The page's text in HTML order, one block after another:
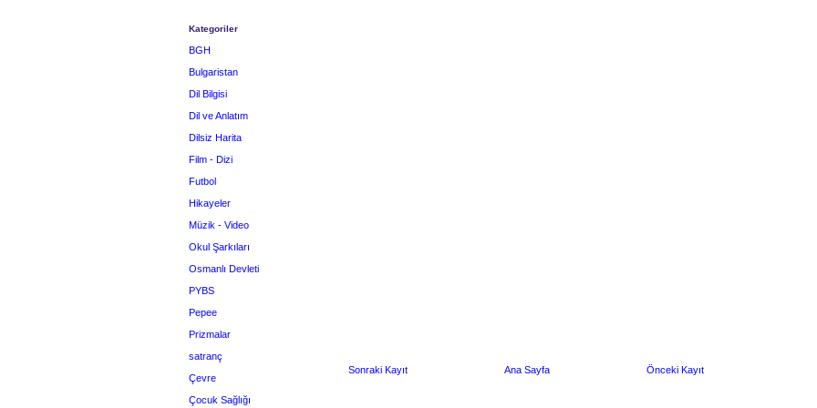
Sonraki Kayıt Önceki Kayıt
Ana Sayfa
Kategoriler
BGH
Bulgaristan
Dil Bilgisi
Dil ve Anlatım
Dilsiz Harita
Film - Dizi
Futbol
Hikayeler
Müzik - Video
Okul Şarkıları
Osmanlı Devleti
PYBS
Pepee
Prizmalar
satranç
Çevre
Çocuk Sağlığı